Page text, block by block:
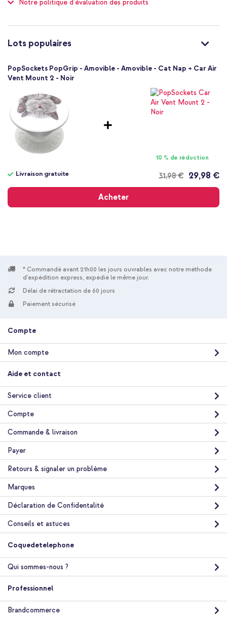
mains-libres
Garantie d'un an incluse
Vous utilisez souvent votre appareil photo et souhaitez améliorer
la prise en main de votre smartphone ou de votre tablette ? Alors
optez pour le PopGrip de PopSockets !
Notre politique d'évaluation des produits
Lots populaires
PopSockets PopGrip - Amovible - Amovible - Cat Nap + Car Air
Vent Mount 2 - Noir
10 % de réduction
31,98 €
Livraison gratuite 29,98 €
Acheter
gratuite
* Commandé avant 21h00 les jours ouvrables avec notre méthode
d'expédition express, expédié le même jour.
Délai de rétractation de 60 jours
Paiement sécurisé
Compte
Mon compte
Aide et contact
Service client
Compte
Commande & livraison
Payer
Retours & signaler un problème
Marques
Déclaration de Confidentalité
Conseils et astuces
Coquedetelephone
Qui sommes-nous ?
Professionnel
Brandcommerce